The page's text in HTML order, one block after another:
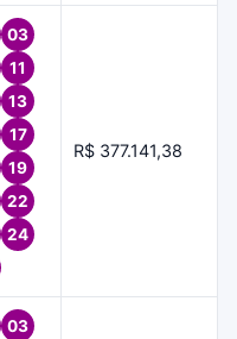
03
11
13
17
19
22
24
R$ 377.141,38
03